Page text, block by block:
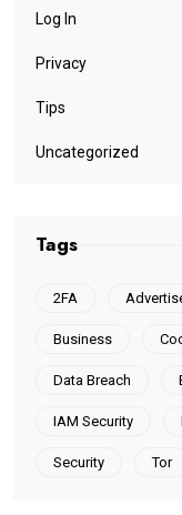
Log In
Privacy
Tips
Uncategorized
Tags
2FA
Business
Data Breach
IAM Security
Security Tor